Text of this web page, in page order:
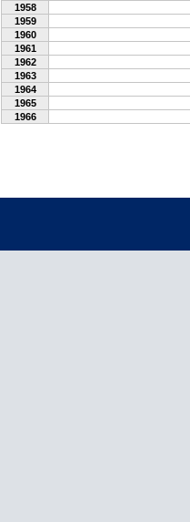
1958
1959
1960
1961
1962
1963
1964
1965
1966